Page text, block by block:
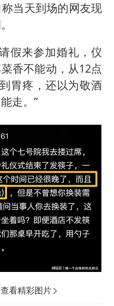
当天到场的网友现
假来参加婚礼，仪
香不能动，从12点
胃疼，还以为敬酒
走。”
看精彩图片